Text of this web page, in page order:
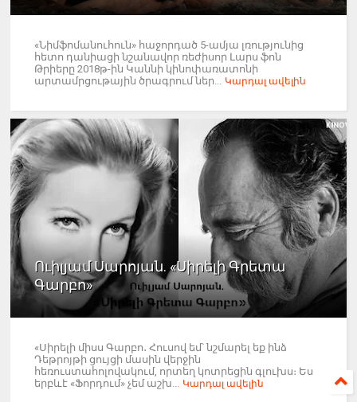
«Նիմֆոմանուհուն» հաջորդած 5-ամյա լռությունից
հետո դանիացի նշանավոր ռեժիսոր Լարս ֆոն
Թրիերը 2018թ-ին Կաննի կինոփառատոնի
արտամրցութային ծրագրում ներ...
Կարդալ ավելին
Ուիլյամ Սարոյան. «Սիրելի Գրետա
Գարբո»
«Սիրելի միսս Գարբո․ Հուսով եմ՝ նշմարել եք ինձ
Դեթրոյթի ցույցի մասին վերջին
հեռուստահոլովակում, որտեղ կոտրեցին գլուխս։ Ես
երբևէ «Ֆորդում» չեմ աշխ...
Կարդալ ավելին